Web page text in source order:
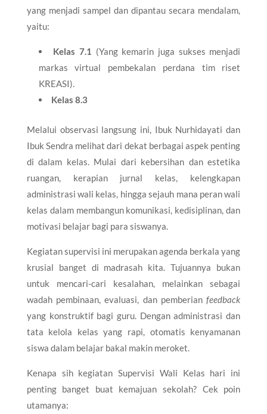
yang menjadi sampel dan dipantau secara mendalam,
yaitu:
Kelas 7.1 (Yang kemarin juga sukses menjadi
markas virtual pembekalan perdana tim riset
KREASI).
Kelas 8.3
Melalui observasi langsung ini, Ibuk Nurhidayati dan
Ibuk Sendra melihat dari dekat berbagai aspek penting
di dalam kelas. Mulai dari kebersihan dan estetika
ruangan, kerapian jurnal kelas, kelengkapan
administrasi wali kelas, hingga sejauh mana peran wali
kelas dalam membangun komunikasi, kedisiplinan, dan
motivasi belajar bagi para siswanya.
Kegiatan supervisi ini merupakan agenda berkala yang
krusial banget di madrasah kita. Tujuannya bukan
untuk mencari-cari kesalahan, melainkan sebagai
wadah pembinaan, evaluasi, dan pemberianfeedback
yang konstruktif bagi guru. Dengan administrasi dan
tata kelola kelas yang rapi, otomatis kenyamanan
siswa dalam belajar bakal makin meroket.
Kenapa sih kegiatan Supervisi Wali Kelas hari ini
penting banget buat kemajuan sekolah? Cek poin
utamanya: